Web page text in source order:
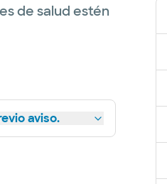
de salud estén
aviso.